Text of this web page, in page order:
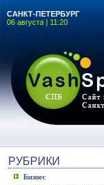
САНКТ-ПЕТЕРБУРГ
06 августа | 11:20
РУБРИКИ
Бизнес